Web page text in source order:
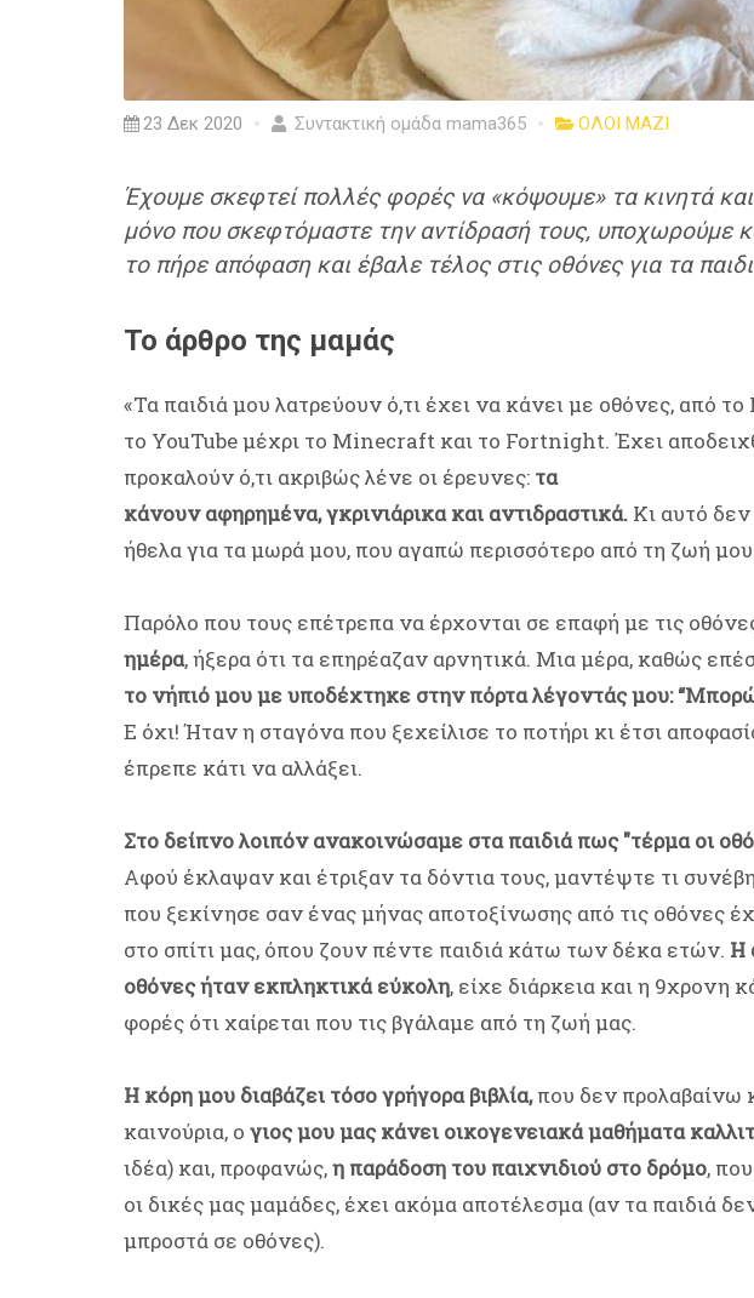
23 Δεκ 2020 Συντακτική ομάδα mama365 ΟΛΟΙ ΜΑΖΙ
Έχουμε σκεφτεί πολλές φορές να «κόψουμε» τα κινητά
μόνο που σκεφτόμαστε την αντίδρασή τους, υποχωρούμε
το πήρε απόφαση και έβαλε τέλος στις οθόνες για τα
Το άρθρο της μαμάς
«Τα παιδιά μου λατρεύουν ό,τι έχει να κάνει με οθόνες, από
το YouTube μέχρι το Minecraft και το Fortnight. Έχει
προκαλούν ό,τι ακριβώς λένε οι έρευνες: τα
κάνουν αφηρημένα, γκρινιάρικα και αντιδραστικά. Κι αυτό
ήθελα για τα μωρά μου, που αγαπώ περισσότερο από τη ζωή
Παρόλο που τους επέτρεπα να έρχονται σε επαφή με τις
ημέρα, ήξερα ότι τα επηρέαζαν αρνητικά. Μια μέρα, καθώς
το νήπιό μου με υποδέχτηκε στην πόρτα λέγοντάς μου:
Ε όχι! Ήταν η σταγόνα που ξεχείλισε το ποτήρι κι έτσι
έπρεπε κάτι να αλλάξει.
Στο δείπνο λοιπόν ανακοινώσαμε στα παιδιά πως "τέρμα οι
Αφού έκλαψαν και έτριξαν τα δόντια τους, μαντέψτε τι
που ξεκίνησε σαν ένας μήνας αποτοξίνωσης από τις οθόνες
στο σπίτι μας, όπου ζουν πέντε παιδιά κάτω των δέκα ετών. Η
οθόνες ήταν εκπληκτικά εύκολη, είχε διάρκεια και η 9χρονη
φορές ότι χαίρεται που τις βγάλαμε από τη ζωή μας.
Η κόρη μου διαβάζει τόσο γρήγορα βιβλία,που δεν προλαβαίνω
καινούρια, ο γιος μου μας κάνει οικογενειακά μαθήματα
ιδέα) και, προφανώς,η παράδοση του παιχνιδιού στο δρόμο,
οι δικές μας μαμάδες, έχει ακόμα αποτέλεσμα (αν τα παιδιά
μπροστά σε οθόνες).